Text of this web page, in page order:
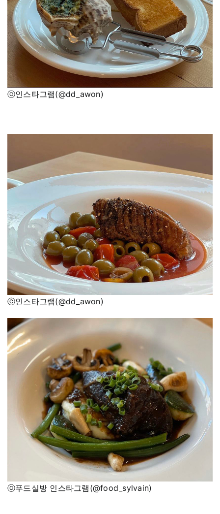
ⓒ인스타그램(@dd_awon)
ⓒ인스타그램(@dd_awon)
ⓒ푸드실방 인스타그램(@food_sylvain)